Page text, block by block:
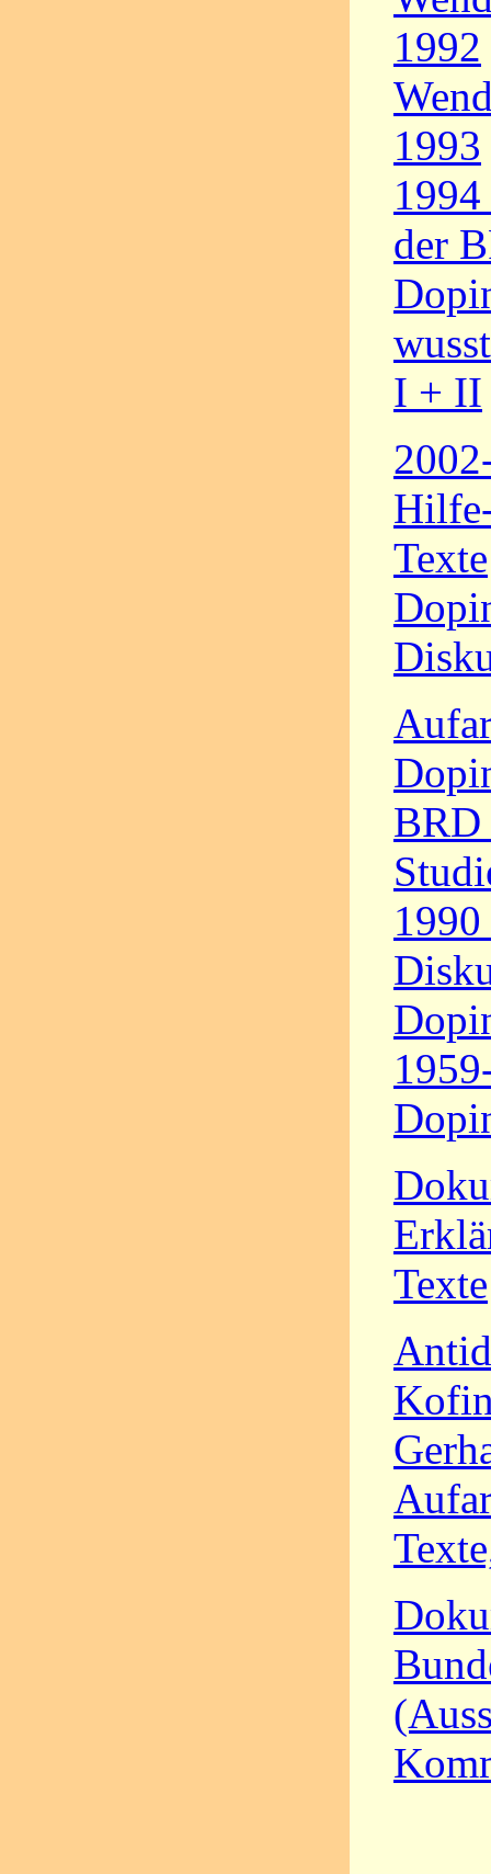
1992
1993
der
I + II
Texte
BRD
Texte